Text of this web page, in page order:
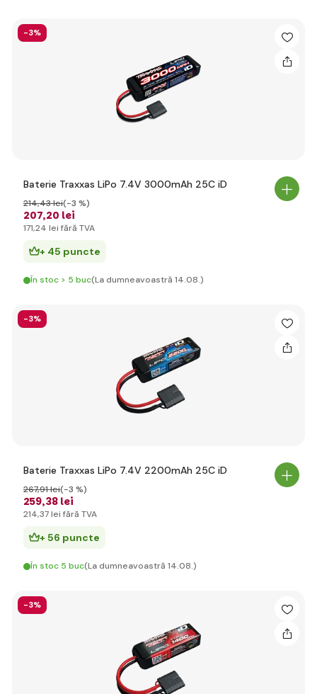
-3%
Baterie Traxxas LiPo 7.4V 3000mAh 25C iD
207,20 lei
214,43 lei(-3 %)
171,24 lei fără TVA
+ 45 puncte
În stoc > 5 buc(La dumneavoastră 14.08.)
-3%
Baterie Traxxas LiPo 7.4V 2200mAh 25C iD
259,38 lei
267,91 lei(-3 %)
214,37 lei fără TVA
+ 56 puncte
În stoc 5 buc(La dumneavoastră 14.08.)
-3%